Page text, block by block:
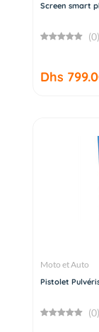
Screen smart
(0)
Dhs
Moto et Auto
Pistolet
(0)